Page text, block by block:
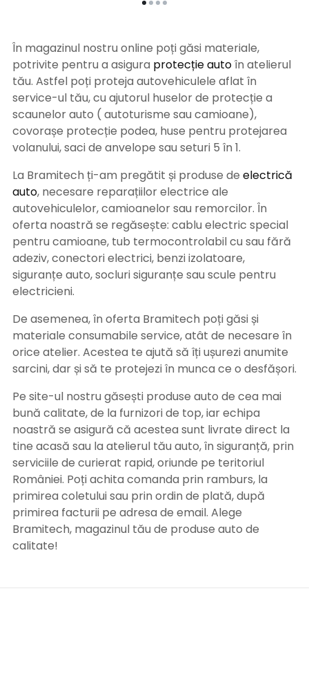
În magazinul nostru online poți găsi materiale,
potrivite pentru a asigura protecție autoîn atelierul
tău. Astfel poți proteja autovehiculele aflat în
service-ul tău, cu ajutorul huselor de protecție a
scaunelor auto ( autoturisme sau camioane),
covorașe protecție podea, huse pentru protejarea
volanului, saci de anvelope sau seturi 5 în 1.
La Bramitech ți-am pregătit și produse de electrică
auto, necesare reparațiilor electrice ale
autovehiculelor, camioanelor sau remorcilor. În
oferta noastră se regăsește: cablu electric special
pentru camioane, tub termocontrolabil cu sau fără
adeziv, conectori electrici, benzi izolatoare,
siguranțe auto, socluri siguranțe sau scule pentru
electricieni.
De asemenea, în oferta Bramitech poți găsi și
materiale consumabile service, atât de necesare în
orice atelier. Acestea te ajută să îți ușurezi anumite
sarcini, dar și să te protejezi în munca ce o desfășori.
Pe site-ul nostru găsești produse auto de cea mai
bună calitate, de la furnizori de top, iar echipa
noastră se asigură că acestea sunt livrate direct la
tine acasă sau la atelierul tău auto, în siguranță, prin
serviciile de curierat rapid, oriunde pe teritoriul
României. Poți achita comanda prin ramburs, la
primirea coletului sau prin ordin de plată, după
primirea facturii pe adresa de email. Alege
Bramitech, magazinul tău de produse auto de
calitate!